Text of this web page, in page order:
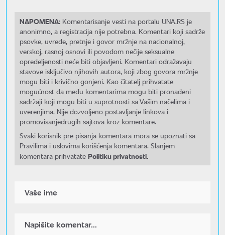
NAPOMENA: Komentarisanje vesti na portalu UNA.RS je
anonimno, a registracija nije potrebna. Komentari koji sadrže
psovke, uvrede, pretnje i govor mržnje na nacionalnoj,
verskoj, rasnoj osnovi ili povodom nečije seksualne
opredeljenosti neće biti objavljeni. Komentari odražavaju
stavove isključivo njihovih autora, koji zbog govora mržnje
mogu biti i krivično gonjeni. Kao čitatelj prihvatate
mogućnost da među komentarima mogu biti pronađeni
sadržaji koji mogu biti u suprotnosti sa Vašim načelima i
uverenjima. Nije dozvoljeno postavljanje linkova i
promovisanjedrugih sajtova kroz komentare.
Svaki korisnik pre pisanja komentara mora se upoznati sa
Pravilima i uslovima korišćenja komentara. Slanjem
komentara prihvatate Politiku privatnosti.